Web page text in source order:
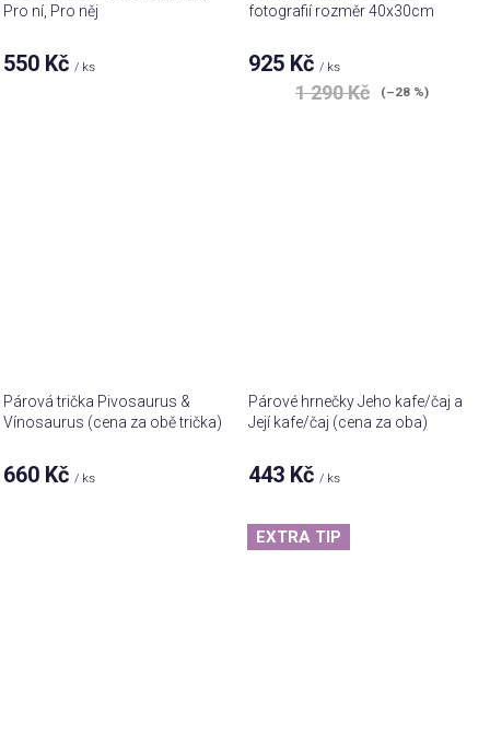
Pro ní, Pro něj
550 Kč/ ks
fotografií rozměr 40x30cm
925 Kč/ ks
1 290 Kč (–28 %)
Párová trička Pivosaurus &
Vínosaurus (cena za obě trička)
660 Kč / ks
Párové hrnečky Jeho kafe/čaj a
Její kafe/čaj (cena za oba)
443 Kč / ks
EXTRA TIP